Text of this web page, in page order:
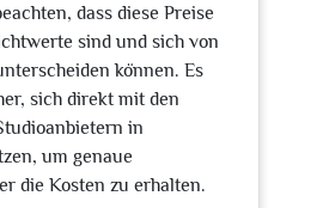
dass diese Preise
sind und sich von
können. Es
sich direkt mit den
in
um genaue
die Kosten zu erhalten.